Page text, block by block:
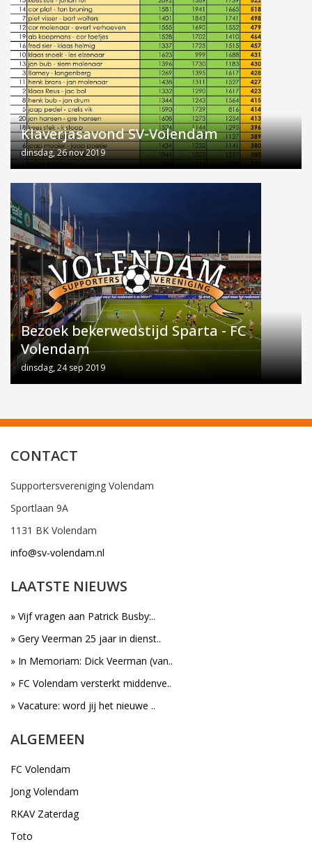
Klaverjasavond SV-Volendam
dinsdag, 26 nov 2019
Bezoek bekerwedstijd Sparta - FC
Volendam
dinsdag, 24 sep 2019
CONTACT
Supportersvereniging Volendam
Sportlaan 9A
1131 BK Volendam
info@sv-volendam.nl
LAATSTE NIEUWS
» Vijf vragen aan Patrick Busby:..
» Gery Veerman 25 jaar in dienst..
» In Memoriam: Dick Veerman (van..
» FC Volendam versterkt middenve..
» Vacature: word jij het nieuwe ..
ALGEMEEN
FC Volendam
Jong Volendam
RKAV Zaterdag
Toto